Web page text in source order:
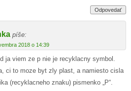
Odpovedať
píše:
2018 o 14:39
ja viem ze p nie je recyklacny symbol.
ci to moze byt zly plast, a namiesto cisla
(recyklacneho znaku) pismenko „P“.